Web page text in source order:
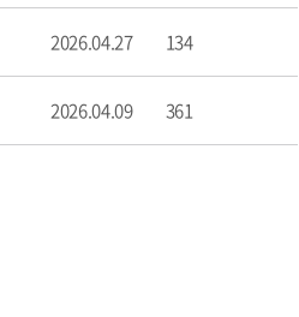
2026.04.27 134
2026.04.09 361